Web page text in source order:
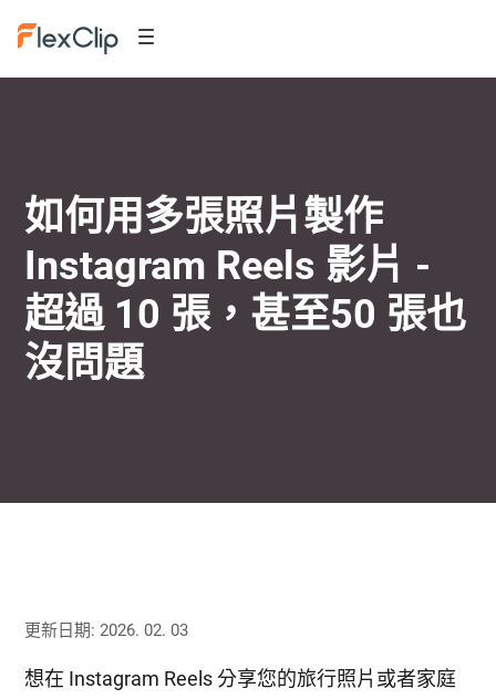
如何用多張照片製作
Instagram Reels 影片 -
超過 10 張，甚至50 張也
沒問題
更新日期: 2026. 02. 03
想在 Instagram Reels 分享您的旅行照片或者家庭